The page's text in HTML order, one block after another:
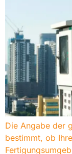
Die Angabe der
bestimmt, ob